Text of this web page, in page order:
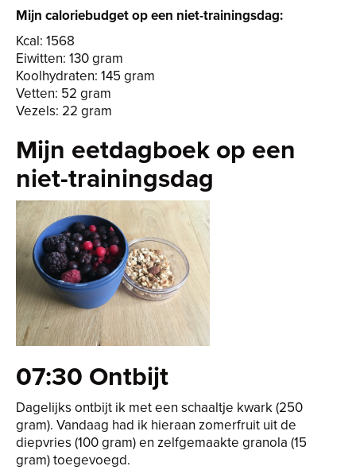
Mijn caloriebudget op een niet-trainingsdag:
Kcal: 1568
Eiwitten: 130 gram
Koolhydraten: 145 gram
Vetten: 52 gram
Vezels: 22 gram
Mijn eetdagboek op een
niet-trainingsdag
07:30 Ontbijt
Dagelijks ontbijt ik met een schaaltje kwark (250
gram). Vandaag had ik hieraan zomerfruit uit de
diepvries (100 gram) en zelfgemaakte granola (15
gram) toegevoegd.